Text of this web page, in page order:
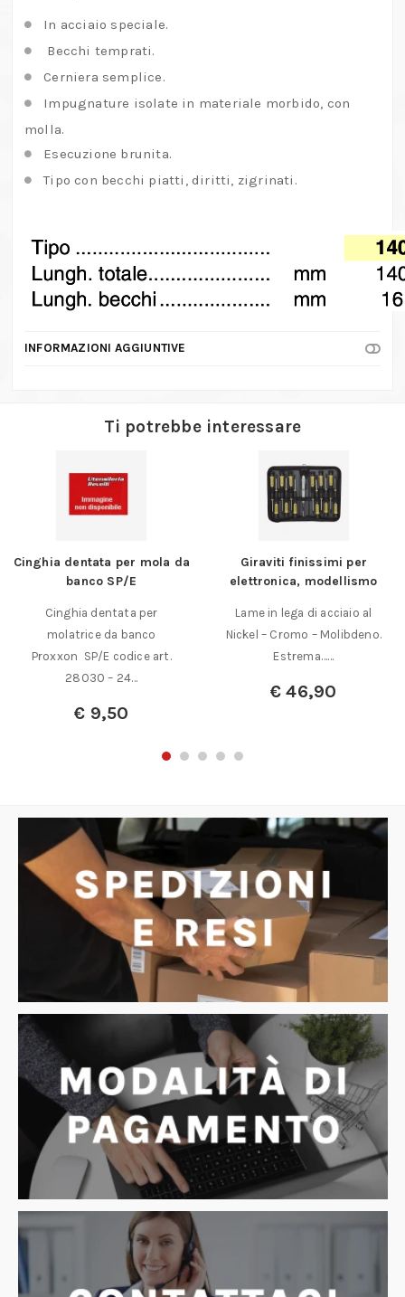
In acciaio speciale.
Becchi temprati.
Cerniera semplice.
Impugnature isolate in materiale morbido, con
molla.
Esecuzione brunita.
Tipo con becchi piatti, diritti, zigrinati.
INFORMAZIONI AGGIUNTIVE
Ti potrebbe interessare
Cinghia dentata per mola da
banco SP/E
Cinghia dentata per
molatrice da banco
Proxxon SP/E codice art.
28030 – 24…
€ 9,50
Giraviti finissimi per
elettronica, modellismo
Lame in lega di acciaio al
Nickel – Cromo – Molibdeno.
Estrema……
€ 46,90